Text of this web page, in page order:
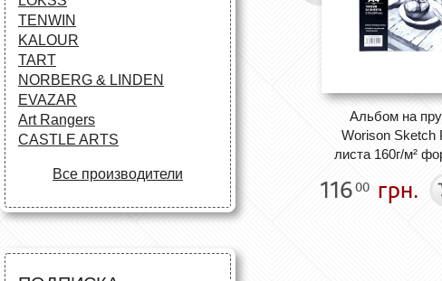
TENWIN
KALOUR
TART
NORBERG & LINDEN
EVAZAR
Art Rangers
CASTLE ARTS
Все производители
Альбом на
Worison Sketch
листа 160г/м²
11600 грн.